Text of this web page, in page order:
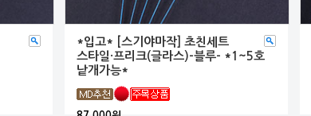
*입고* [스기야마작] 초친세트
스타일·프리크(글라스)-블루- *1~5호
낱개가능*